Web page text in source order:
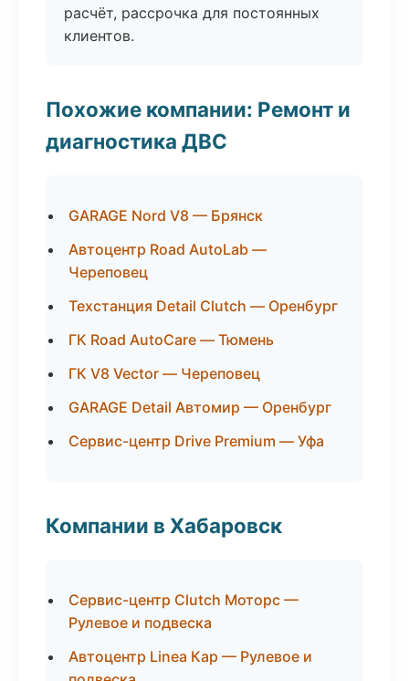
расчёт, рассрочка для постоянных
клиентов.
Похожие компании: Ремонт и
диагностика ДВС
GARAGE Nord V8 — Брянск
Автоцентр Road AutoLab —
Череповец
Техстанция Detail Clutch — Оренбург
ГК Road AutoCare — Тюмень
ГК V8 Vector — Череповец
GARAGE Detail Автомир — Оренбург
Сервис-центр Drive Premium — Уфа
Компании в Хабаровск
Сервис-центр Clutch Моторс —
Рулевое и подвеска
Автоцентр Linea Кар — Рулевое и